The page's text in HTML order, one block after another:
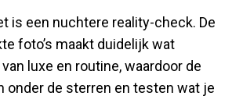
is een nuchtere reality-check. De
foto’s maakt duidelijk wat
luxe en routine, waardoor de
onder de sterren en testen wat je